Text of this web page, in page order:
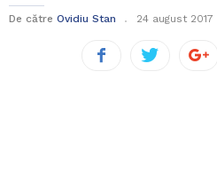
De către Ovidiu Stan 24 august 2017